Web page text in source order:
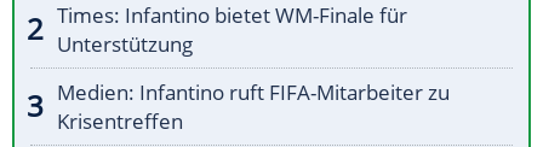
Times: Infantino bietet WM-Finale für
Unterstützung
Medien: Infantino ruft FIFA-Mitarbeiter zu
Krisentreffen